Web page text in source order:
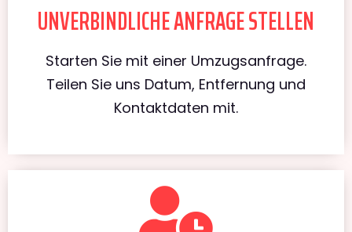
UNVERBINDLICHE ANFRAGE STELLEN
Starten Sie mit einer Umzugsanfrage.
Teilen Sie uns Datum, Entfernung und
Kontaktdaten mit.